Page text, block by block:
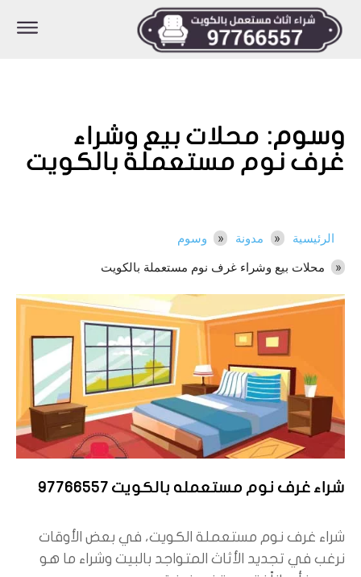
وسوم: محلات بيع وشراء
غرف نوم مستعملة بالكويت
الرئيسية مدونة
وسوم
محلات بيع وشراء غرف نوم مستعملة بالكويت
شراء غرف نوم مستعمله بالكويت 97766557
شراء غرف نوم مستعملة الكويت، في بعض الأوقات
نرغب في تجديد الأثاث المتواجد بالبيت وشراء ما هو